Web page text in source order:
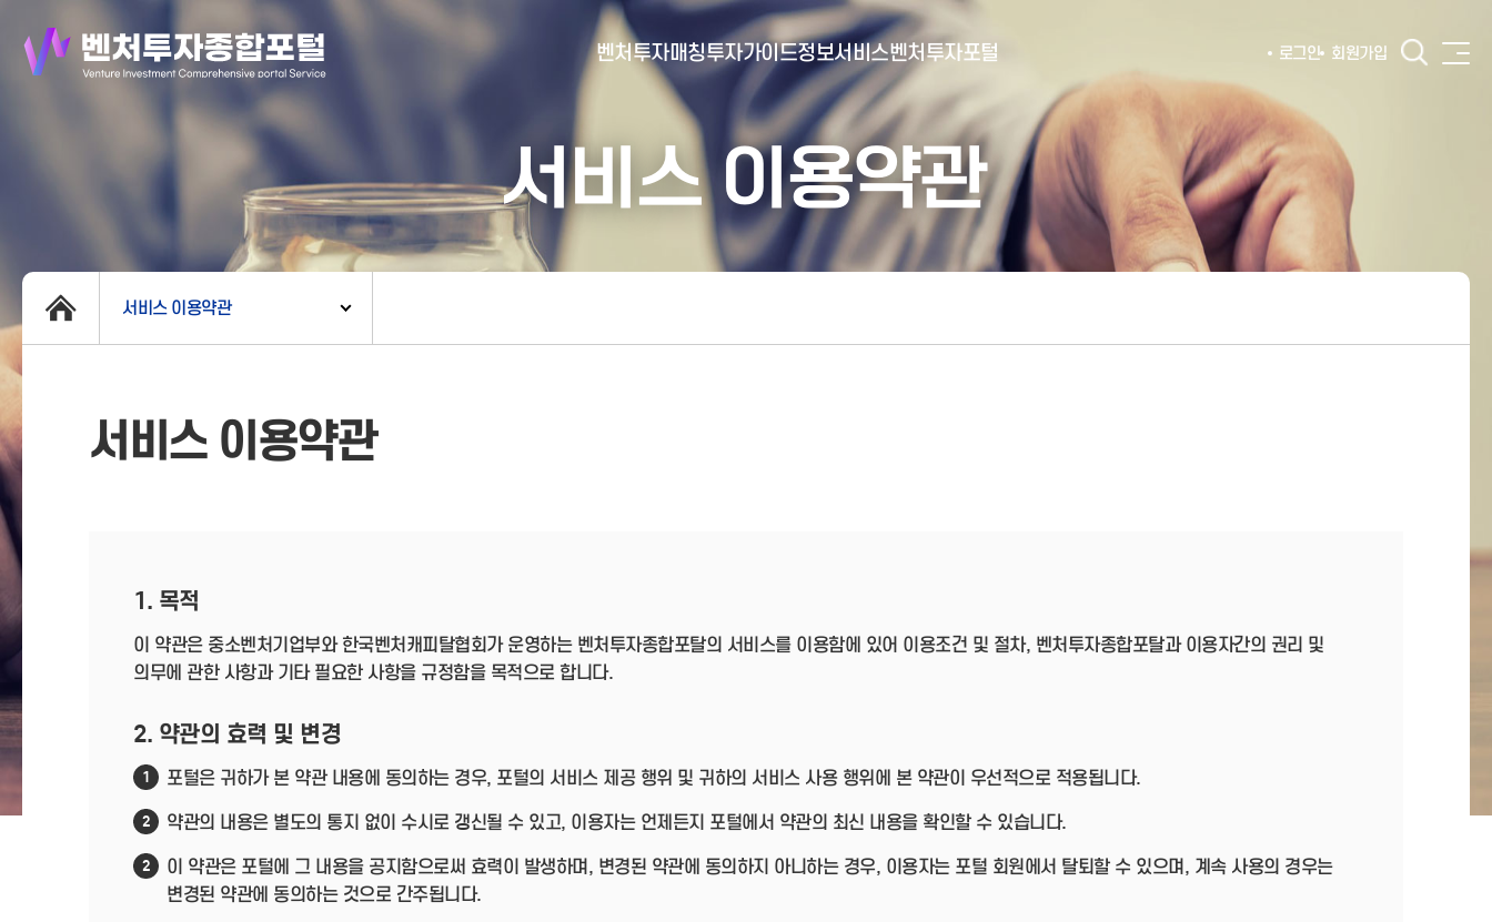
벤처투자매칭
- 벤처투자회사 전자공시
- 벤처투자마트란?
투자가이드정보서비스
- 대시보드
- 투자실적
- 민간벤처통계
- 통계/연구 보고서
- 투자확인서발급시
벤처투자포털
- 포털소개
- BI소개
로그인 회원가입
서비스 이용약관
서비스 이용약관
서비스 이용약관
1. 목적
이 약관은 중소벤처기업부와 한국벤처캐피탈협회가 운영하는 벤처투자종합포탈의 서비스를 이용함에 있어 이용조건 및 절차, 벤처투자종합포탈과 이용자간의 권리 및
의무에 관한 사항과 기타 필요한 사항을 규정함을 목적으로 합니다.
2. 약관의 효력 및 변경
1 포털은 귀하가 본 약관 내용에 동의하는 경우, 포털의 서비스 제공 행위 및 귀하의 서비스 사용 행위에 본 약관이 우선적으로 적용됩니다.
2 약관의 내용은 별도의 통지 없이 수시로 갱신될 수 있고, 이용자는 언제든지 포털에서 약관의 최신 내용을 확인할 수 있습니다.
2
이 약관은 포털에 그 내용을 공지함으로써 효력이 발생하며, 변경된 약관에 동의하지 아니하는 경우, 이용자는 포털 회원에서 탈퇴할 수 있으며, 계속 사용의 경우는
변경된 약관에 동의하는 것으로 간주됩니다.